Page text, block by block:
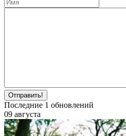
Отправить!
Последние 1 обновлений
09 августа